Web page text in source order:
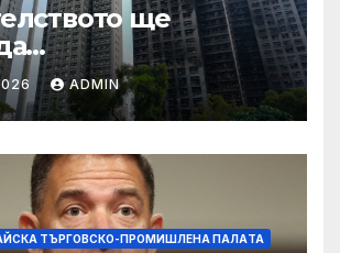
ще
на Wang Fuk
план за обратно
Хоп
ADMIN
ТЪРГОВСКО-ПРОМИШЛЕНА ПАЛAТА